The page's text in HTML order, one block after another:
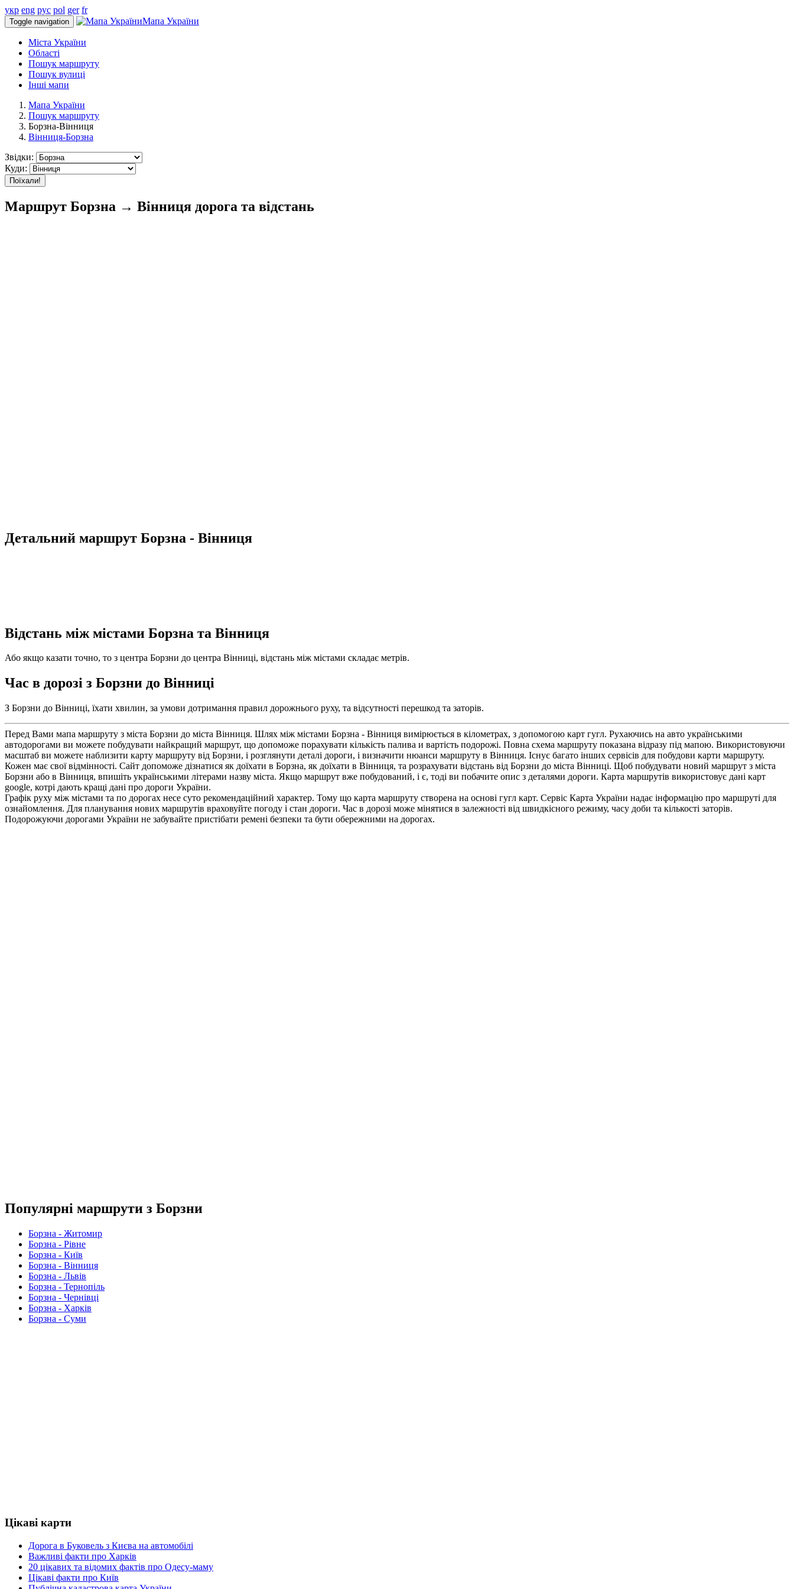
укр eng рус pol ger fr
Toggle navigation Мапа України
Міста України
Області
Пошук маршруту
Пошук вулиці
Інші мапи
Мапа України
Пошук маршруту
Борзна-Вінниця
Вінниця-Борзна
Звідки:
Куди:
Поїхали!
Маршрут Борзна → Вінниця дорога та відстань
Детальний маршрут Борзна - Вінниця
Відстань між містами Борзна та Вінниця
Або якщо казати точно, то з центра Борзни до центра Вінниці, відстань між містами складає метрів.
Час в дорозі з Борзни до Вінниці
З Борзни до Вінниці, їхати хвилин, за умови дотримання правил дорожнього руху, та відсутності перешкод та заторів.
Перед Вами мапа маршруту з міста Борзни до міста Вінниця. Шлях між містами Борзна - Вінниця вимірюється в кілометрах, з допомогою карт гугл. Рухаючись на авто українськими
автодорогами ви можете побудувати найкращий маршрут, що допоможе порахувати кількість палива и вартість подорожі. Повна схема маршруту показана відразу під мапою. Використовуючи
масштаб ви можете наблизити карту маршруту від Борзни, і розглянути деталі дороги, і визначити нюанси маршруту в Вінниця. Існує багато інших сервісів для побудови карти маршруту.
Кожен має свої відмінності. Сайт допоможе дізнатися як доїхати в Борзна, як доїхати в Вінниця, та розрахувати відстань від Борзни до міста Вінниці. Щоб побудувати новий маршрут з міста
Борзни або в Вінниця, впишіть українськими літерами назву міста. Якщо маршрут вже побудований, і є, тоді ви побачите опис з деталями дороги. Карта маршрутів використовує дані карт
google, котрі дають кращі дані про дороги України.
Графік руху між містами та по дорогах несе суто рекомендаційний характер. Тому що карта маршруту створена на основі гугл карт. Сервіс Карта України надає інформацію про маршруті для
ознайомлення. Для планування нових маршрутів враховуйте погоду і стан дороги. Час в дорозі може мінятися в залежності від швидкісного режиму, часу доби та кількості заторів.
Подорожуючи дорогами України не забувайте пристібати ремені безпеки та бути обережними на дорогах.
Популярні маршрути з Борзни
Борзна - Житомир
Борзна - Рівне
Борзна - Київ
Борзна - Вінниця
Борзна - Львів
Борзна - Тернопіль
Борзна - Чернівці
Борзна - Харків
Борзна - Суми
Цікаві карти
Дорога в Буковель з Києва на автомобілі
Важливі факти про Харків
20 цікавих та відомих фактів про Одесу-маму
Цікаві факти про Київ